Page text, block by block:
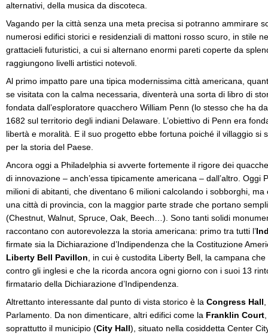
alternativi, della musica da discoteca.
Vagando per la città senza una meta precisa si potranno ammirare
numerosi edifici storici e residenziali di mattoni rosso scuro, in stile
grattacieli futuristici, a cui si alternano enormi pareti coperte da
raggiungono livelli artistici notevoli.
Al primo impatto pare una tipica modernissima città americana,
se visitata con la calma necessaria, diventerà una sorta di libro di
fondata dall’esploratore quacchero William Penn (lo stesso che ha
1682 sul territorio degli indiani Delaware. L’obiettivo di Penn era
libertà e moralità. E il suo progetto ebbe fortuna poiché il villaggio si
per la storia del Paese.
Ancora oggi a Philadelphia si avverte fortemente il rigore dei
di innovazione – anch’essa tipicamente americana – dall’altro. Oggi
milioni di abitanti, che diventano 6 milioni calcolando i sobborghi, ma
una città di provincia, con la maggior parte strade che portano
(Chestnut, Walnut, Spruce, Oak, Beech…). Sono tanti solidi
raccontano con autorevolezza la storia americana: primo tra tutti l’
firmate sia la Dichiarazione d’Indipendenza che la Costituzione
Liberty Bell Pavillon , in cui è custodita Liberty Bell, la campana
contro gli inglesi e che la ricorda ancora ogni giorno con i suoi 13
firmatario della Dichiarazione d’Indipendenza.
Altrettanto interessante dal punto di vista storico è la Congress Hall
Parlamento. Da non dimenticare, altri edifici come la Franklin Court
soprattutto il municipio (City Hall), situato nella cosiddetta Center